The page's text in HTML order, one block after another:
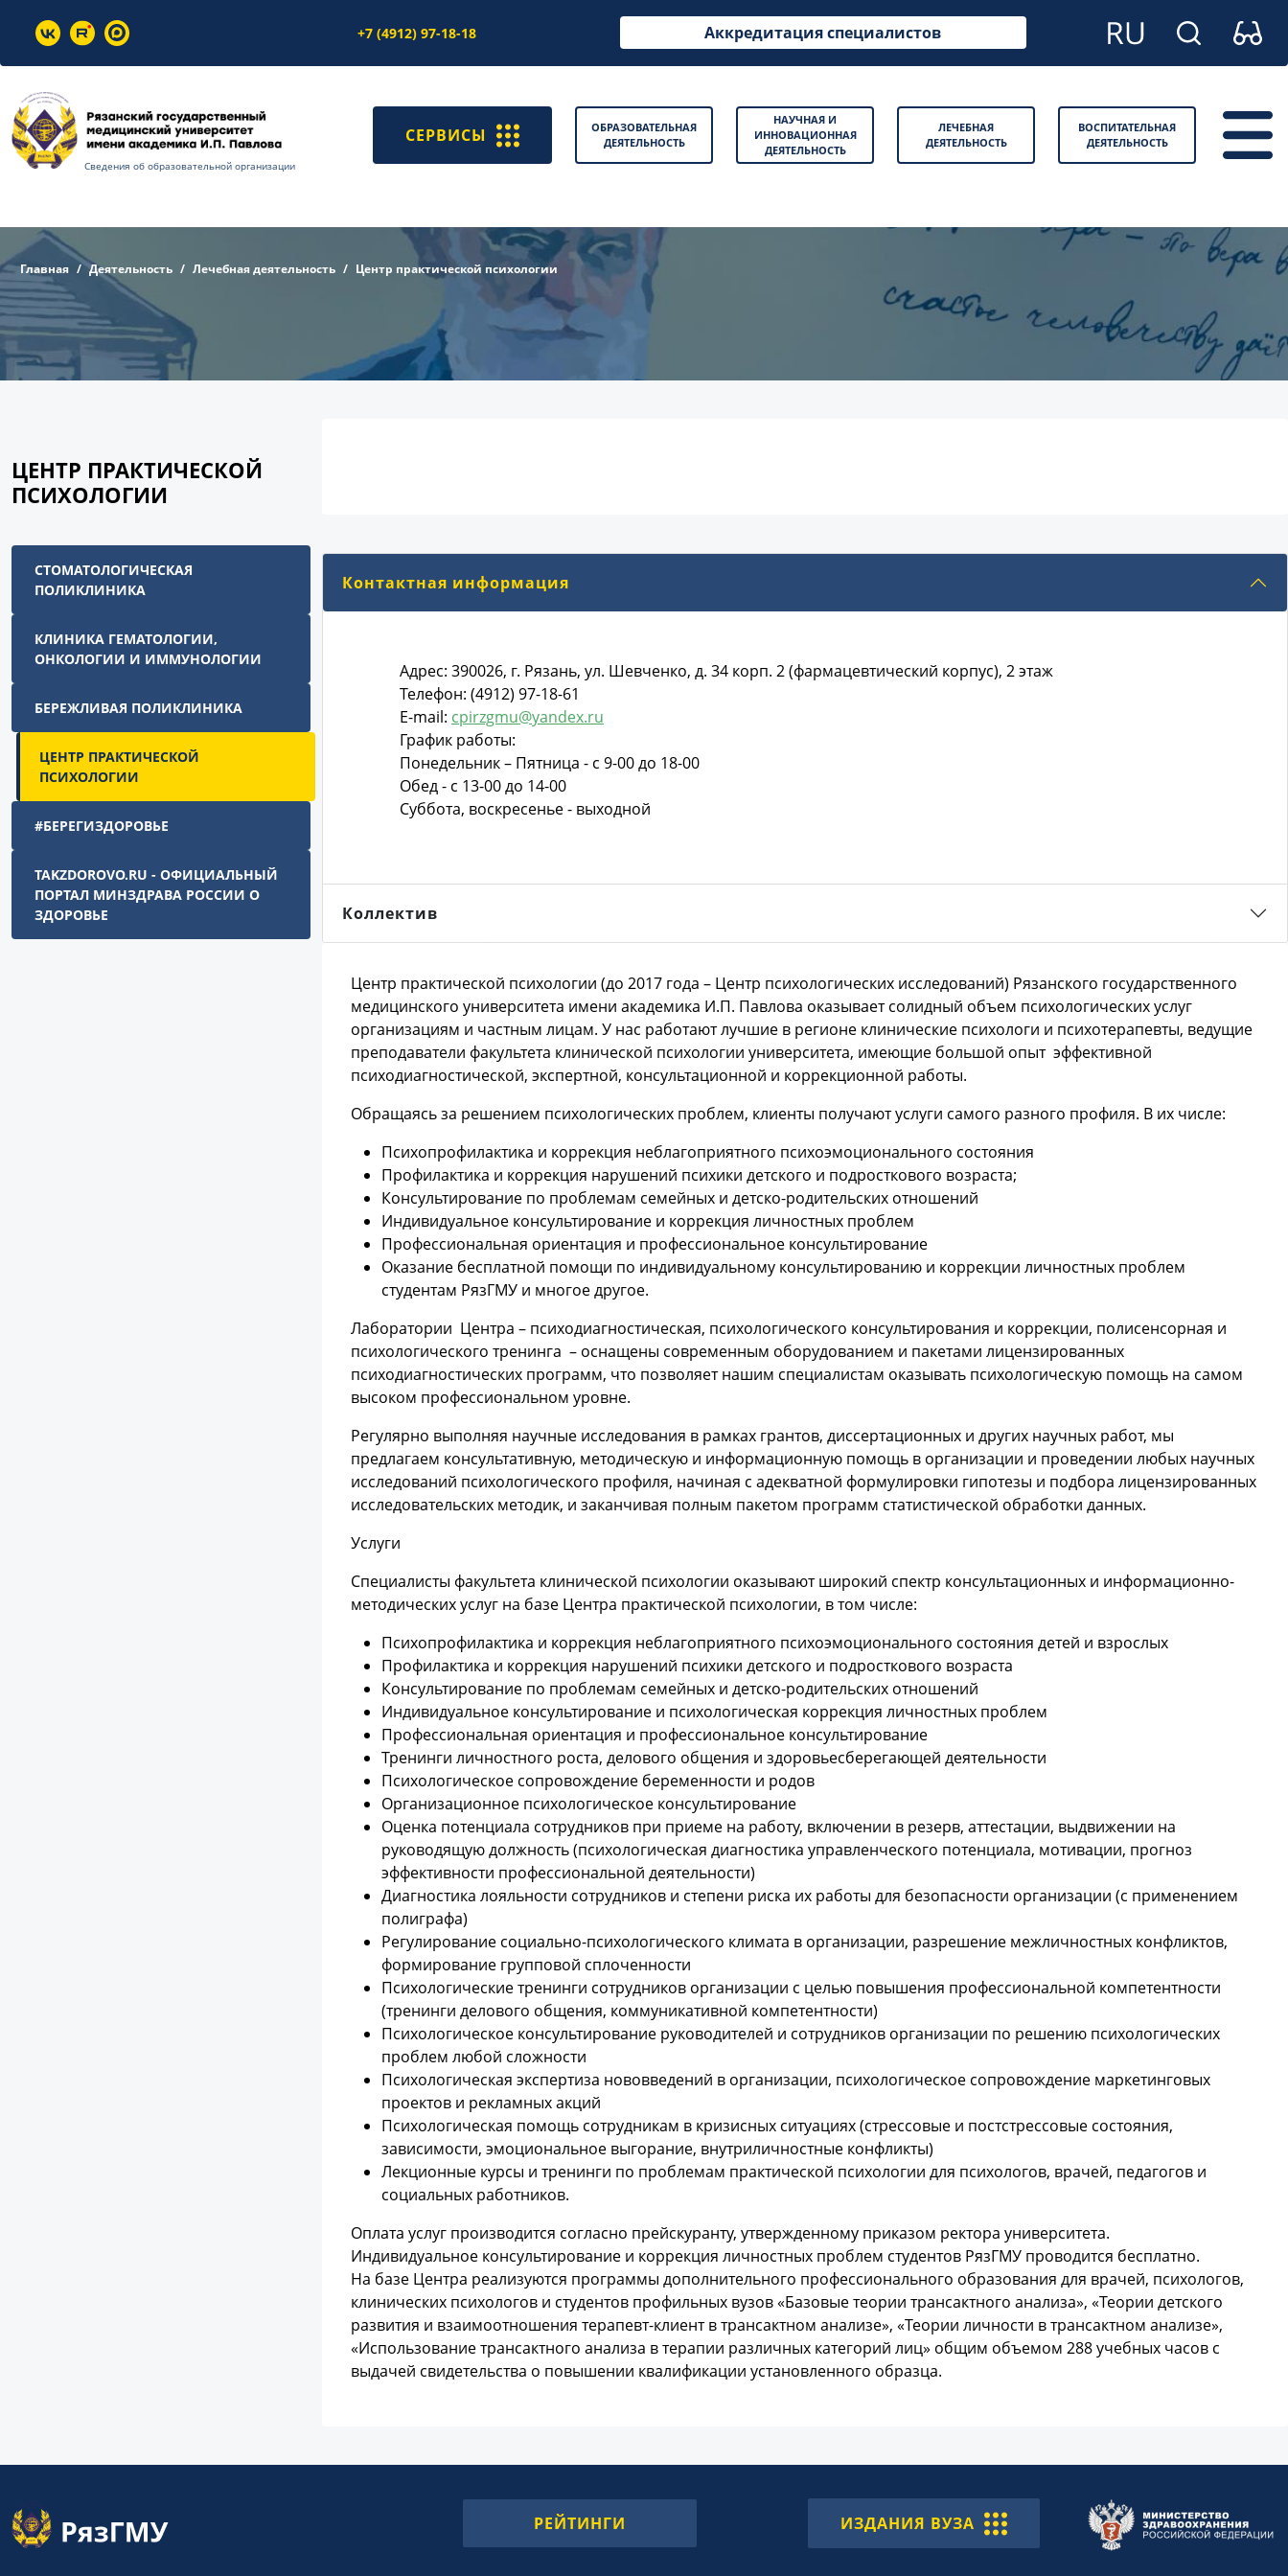
+7 (4912) 97-18-18 Аккредитация специалистов
Сведения об образовательной организации
СЕРВИСЫ
ОБРАЗОВАТЕЛЬНАЯ
ДЕЯТЕЛЬНОСТЬ
НАУЧНАЯ И
ИННОВАЦИОННАЯ
ДЕЯТЕЛЬНОСТЬ
ЛЕЧЕБНАЯ
ДЕЯТЕЛЬНОСТЬ
ВОСПИТАТЕЛЬНАЯ
ДЕЯТЕЛЬНОСТЬ
Главная Деятельность Лечебная деятельность Центр практической психологии
ЦЕНТР ПРАКТИЧЕСКОЙ
ПСИХОЛОГИИ
СТОМАТОЛОГИЧЕСКАЯ
ПОЛИКЛИНИКА
КЛИНИКА ГЕМАТОЛОГИИ,
ОНКОЛОГИИ И ИММУНОЛОГИИ
БЕРЕЖЛИВАЯ ПОЛИКЛИНИКА
ЦЕНТР ПРАКТИЧЕСКОЙ
ПСИХОЛОГИИ
#БЕРЕГИЗДОРОВЬЕ
TAKZDOROVO.RU - ОФИЦИАЛЬНЫЙ
ПОРТАЛ МИНЗДРАВА РОССИИ О
ЗДОРОВЬЕ
Контактная информация
Адрес: 390026, г. Рязань, ул. Шевченко, д. 34 корп. 2 (фармацевтический корпус), 2 этаж
Телефон: (4912) 97-18-61
E-mail: cpirzgmu@yandex.ru
График работы:
Понедельник – Пятница - с 9-00 до 18-00
Обед - с 13-00 до 14-00
Суббота, воскресенье - выходной
Коллектив
Центр практической психологии (до 2017 года – Центр психологических исследований) Рязанского государственного
медицинского университета имени академика И.П. Павлова оказывает солидный объем психологических услуг
организациям и частным лицам. У нас работают лучшие в регионе клинические психологи и психотерапевты, ведущие
преподаватели факультета клинической психологии университета, имеющие большой опыт эффективной
психодиагностической, экспертной, консультационной и коррекционной работы.
Обращаясь за решением психологических проблем, клиенты получают услуги самого разного профиля. В их числе:
Психопрофилактика и коррекция неблагоприятного психоэмоционального состояния
Профилактика и коррекция нарушений психики детского и подросткового возраста;
Консультирование по проблемам семейных и детско-родительских отношений
Индивидуальное консультирование и коррекция личностных проблем
Профессиональная ориентация и профессиональное консультирование
Оказание бесплатной помощи по индивидуальному консультированию и коррекции личностных проблем
студентам РязГМУ и многое другое.
Лаборатории Центра – психодиагностическая, психологического консультирования и коррекции, полисенсорная и
психологического тренинга – оснащены современным оборудованием и пакетами лицензированных
психодиагностических программ, что позволяет нашим специалистам оказывать психологическую помощь на самом
высоком профессиональном уровне.
Регулярно выполняя научные исследования в рамках грантов, диссертационных и других научных работ, мы
предлагаем консультативную, методическую и информационную помощь в организации и проведении любых научных
исследований психологического профиля, начиная с адекватной формулировки гипотезы и подбора лицензированных
исследовательских методик, и заканчивая полным пакетом программ статистической обработки данных.
Услуги
Специалисты факультета клинической психологии оказывают широкий спектр консультационных и информационно-
методических услуг на базе Центра практической психологии, в том числе:
Психопрофилактика и коррекция неблагоприятного психоэмоционального состояния детей и взрослых
Профилактика и коррекция нарушений психики детского и подросткового возраста
Консультирование по проблемам семейных и детско-родительских отношений
Индивидуальное консультирование и психологическая коррекция личностных проблем
Профессиональная ориентация и профессиональное консультирование
Тренинги личностного роста, делового общения и здоровьесберегающей деятельности
Психологическое сопровождение беременности и родов
Организационное психологическое консультирование
Оценка потенциала сотрудников при приеме на работу, включении в резерв, аттестации, выдвижении на
руководящую должность (психологическая диагностика управленческого потенциала, мотивации, прогноз
эффективности профессиональной деятельности)
Диагностика лояльности сотрудников и степени риска их работы для безопасности организации (с применением
полиграфа)
Регулирование социально-психологического климата в организации, разрешение межличностных конфликтов,
формирование групповой сплоченности
Психологические тренинги сотрудников организации с целью повышения профессиональной компетентности
(тренинги делового общения, коммуникативной компетентности)
Психологическое консультирование руководителей и сотрудников организации по решению психологических
проблем любой сложности
Психологическая экспертиза нововведений в организации, психологическое сопровождение маркетинговых
проектов и рекламных акций
Психологическая помощь сотрудникам в кризисных ситуациях (стрессовые и постстрессовые состояния,
зависимости, эмоциональное выгорание, внутриличностные конфликты)
Лекционные курсы и тренинги по проблемам практической психологии для психологов, врачей, педагогов и
социальных работников.
Оплата услуг производится согласно прейскуранту, утвержденному приказом ректора университета.
Индивидуальное консультирование и коррекция личностных проблем студентов РязГМУ проводится бесплатно.
На базе Центра реализуются программы дополнительного профессионального образования для врачей, психологов,
клинических психологов и студентов профильных вузов «Базовые теории трансактного анализа», «Теории детского
развития и взаимоотношения терапевт-клиент в трансактном анализе», «Теории личности в трансактном анализе»,
«Использование трансактного анализа в терапии различных категорий лиц» общим объемом 288 учебных часов с
выдачей свидетельства о повышении квалификации установленного образца.
РЕЙТИНГИ ИЗДАНИЯ ВУЗА